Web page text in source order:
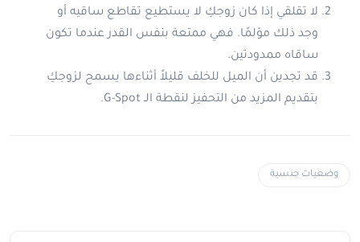
لا تقلقي إذا كان زوجكِ لا يستطيع تقاطع ساقيه أو
وجد ذلك مؤلمًا. فهي ممتعة بنفس القدر عندما تكون
ساقاه ممدودتين.
قد تجدين أن الميل للخلف قليلاً أثناءها يسمح لزوجكِ
بتقديم المزيد من التحفيز لنقطة الـ G-Spot.
وضعيات جنسية